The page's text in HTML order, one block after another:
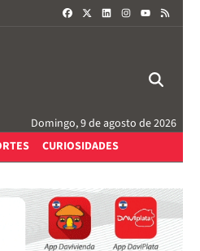
FACEBOOKLINKEDININSTAGRAM
Domingo, 9 de agosto de 2026
CURIOSIDADES